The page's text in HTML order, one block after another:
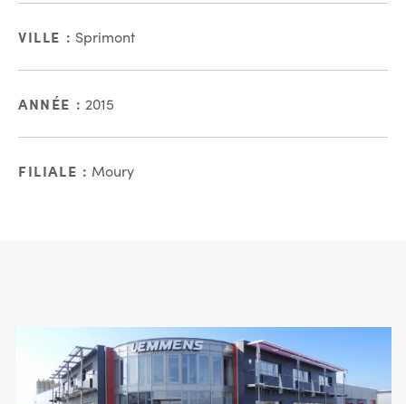
VILLE : Sprimont
ANNÉE : 2015
FILIALE : Moury